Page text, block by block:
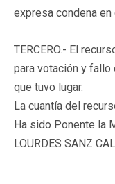
expresa condena
TERCERO.- El
para votación y fallo
que tuvo lugar.
La cuantía del
Ha sido Ponente la
LOURDES SANZ